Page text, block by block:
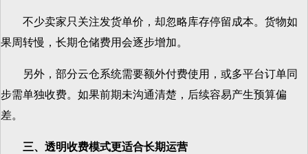
不少卖家只关注发货单价，却忽略库存停留成本。货物如
果周转慢，长期仓储费用会逐步增加。
另外，部分云仓系统需要额外付费使用，或多平台订单同
步需单独收费。如果前期未沟通清楚，后续容易产生预算偏
差。
三、透明收费模式更适合长期运营